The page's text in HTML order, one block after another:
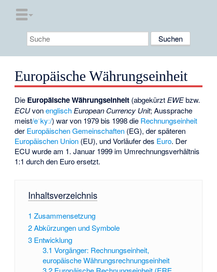
Europäische Währungseinheit
Die Europäische Währungseinheit (abgekürztEWEbzw.
ECUvonenglisch European Currency Unit; Aussprache
meist/eˈkyː/) war von 1979 bis 1998 die Rechnungseinheit
der Europäischen Gemeinschaften (EG), der späteren
Europäischen Union (EU), und Vorläufer des Euro. Der
ECU wurde am 1. Januar 1999 im Umrechnungsverhältnis
1:1 durch den Euro ersetzt.
Inhaltsverzeichnis
1 Zusammensetzung
2Abkürzungen und Symbole
3 Entwicklung
3.1 Vorgänger: Rechnungseinheit,
europäische Währungsrechnungseinheit